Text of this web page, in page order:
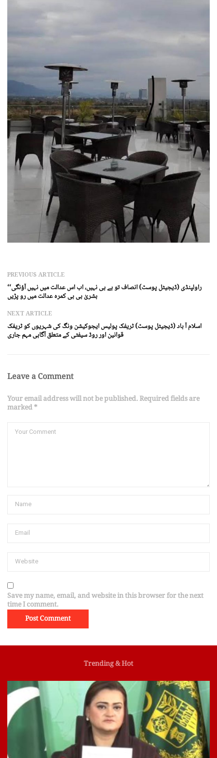
PREVIOUS ARTICLE
راولپنڈی (ڈیجیٹل پوسٹ) انصاف تو ہے ہی نہیں، اب اس عدالت میں نہیں آؤنگی‘‘
بشریٰ بی بی کمرہ عدالت میں رو پڑیں
NEXT ARTICLE
اسلام آ باد (ڈیجیٹل پوسٹ) ٹریفک پولیس ایجوکیشن ونگ کی شہریوں کو ٹریفک
قوانین اور روڈ سیفٹی کے متعلق آگاہی مہم جاری
Leave a Comment
Your email address will not be published. Required fields are
marked *
Save my name, email, and website in this browser for the next
time I comment.
Trending & Hot